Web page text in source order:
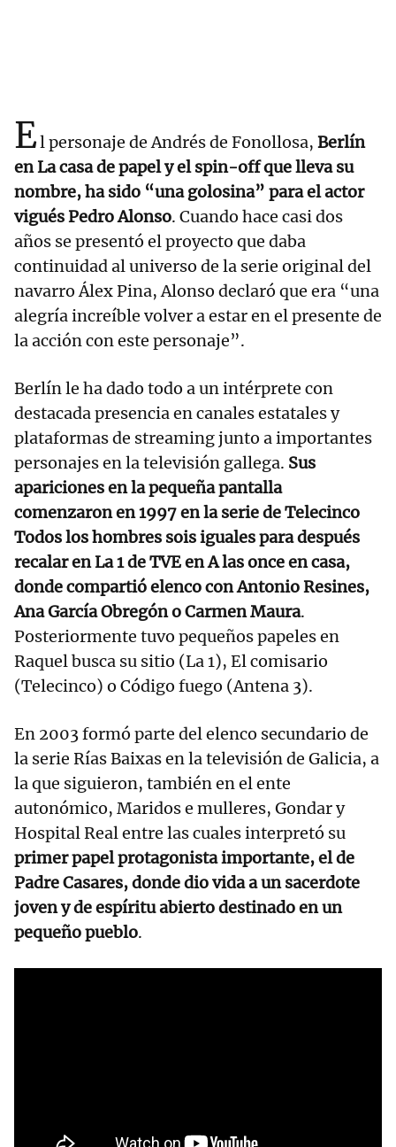
El personaje de Andrés de Fonollosa, Berlín
en La casa de papel y el spin-off que lleva su
nombre, ha sido “una golosina” para el actor
vigués Pedro Alonso. Cuando hace casi dos
años se presentó el proyecto que daba
continuidad al universo de la serie original del
navarro Álex Pina, Alonso declaró que era “una
alegría increíble volver a estar en el presente de
la acción con este personaje”.
Berlín le ha dado todo a un intérprete con
destacada presencia en canales estatales y
plataformas de streaming junto a importantes
personajes en la televisión gallega. Sus
apariciones en la pequeña pantalla
comenzaron en 1997 en la serie de Telecinco
Todos los hombres sois iguales para después
recalar en La 1 de TVE en A las once en casa,
donde compartió elenco con Antonio Resines,
Ana García Obregón o Carmen Maura.
Posteriormente tuvo pequeños papeles en
Raquel busca su sitio (La 1), El comisario
(Telecinco) o Código fuego (Antena 3).
En 2003 formó parte del elenco secundario de
la serie Rías Baixas en la televisión de Galicia, a
la que siguieron, también en el ente
autonómico, Maridos e mulleres, Gondar y
Hospital Real entre las cuales interpretó su
primer papel protagonista importante, el de
Padre Casares, donde dio vida a un sacerdote
joven y de espíritu abierto destinado en un
pequeño pueblo.